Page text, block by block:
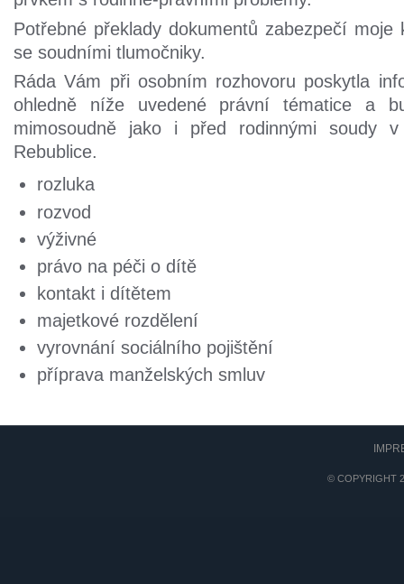
Potřebné překlady dokumentů zabezpečí moje
se soudními tlumočniky.
Ráda Vám při osobním rozhovoru poskytla
ohledně níže uvedené právní tématice a
mimosoudně jako i před rodinnými soudy v
Rebublice.
rozluka
rozvod
výživné
právo na péči o dítě
kontakt i dítětem
majetkové rozdělení
vyrovnání sociálního pojištění
příprava manželských smluv
© COPYRIGHT